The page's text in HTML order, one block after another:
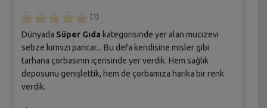
(1)
Dünyada Süper Gıda kategorisinde yer alan mucizevi
sebze kırmızı pancar... Bu defa kendisine misler gibi
tarhana çorbasının içerisinde yer verdik. Hem sağlık
deposunu genişlettik, hem de çorbamıza harika bir renk
verdik.